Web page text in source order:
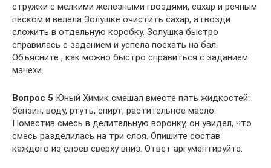
стружки с мелкими железными гвоздями, сахар и речным
песком и велела Золушке очистить сахар, а гвозди
сложить в отдельную коробку. Золушка быстро
справилась с заданием и успела поехать на бал.
Объясните , как можно быстро справиться с заданием
мачехи.
Вопрос 5 Юный Химик смешал вместе пять жидкостей:
бензин, воду, ртуть, спирт, растительное масло.
Поместив смесь в делительную воронку, он увидел, что
смесь разделилась на три слоя. Опишите состав
каждого из слоев сверху вниз. Ответ аргументируйте.